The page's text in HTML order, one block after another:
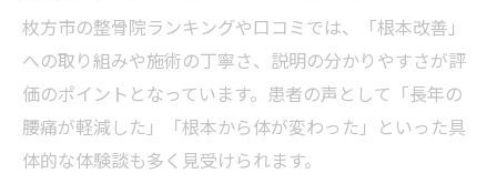
枚方市の整骨院ランキングや口コミでは、「根本改善」
への取り組みや施術の丁寧さ、説明の分かりやすさが評
価のポイントとなっています。患者の声として「長年の
腰痛が軽減した」「根本から体が変わった」といった具
体的な体験談も多く見受けられます。